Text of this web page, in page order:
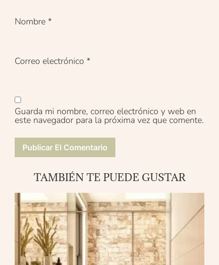
Nombre *
Correo electrónico *
Guarda mi nombre, correo electrónico y web en
este navegador para la próxima vez que comente.
TAMBIÉN TE PUEDE GUSTAR